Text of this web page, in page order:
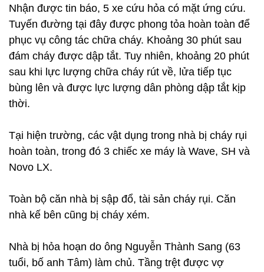
Nhận được tin báo, 5 xe cứu hỏa có mặt ứng cứu.
Tuyến đường tại đây được phong tỏa hoàn toàn để
phục vụ công tác chữa cháy. Khoảng 30 phút sau
đám cháy được dập tắt. Tuy nhiên, khoảng 20 phút
sau khi lực lượng chữa cháy rút về, lửa tiếp tục
bùng lên và được lực lượng dân phòng dập tắt kịp
thời.
Tại hiện trường, các vật dụng trong nhà bị cháy rụi
hoàn toàn, trong đó 3 chiếc xe máy là Wave, SH và
Novo LX.
Toàn bộ căn nhà bị sập đổ, tài sản cháy rụi. Căn
nhà kế bên cũng bị cháy xém.
Nhà bị hỏa hoạn do ông Nguyễn Thành Sang (63
tuổi, bố anh Tâm) làm chủ. Tầng trệt được vợ